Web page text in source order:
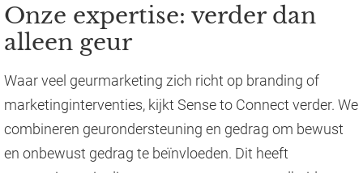
Onze expertise: verder dan
alleen geur
Waar veel geurmarketing zich richt op branding of
marketinginterventies, kijkt Sense to Connect verder. We
combineren geurondersteuning en gedrag om bewust
en onbewust gedrag te beïnvloeden. Dit heeft